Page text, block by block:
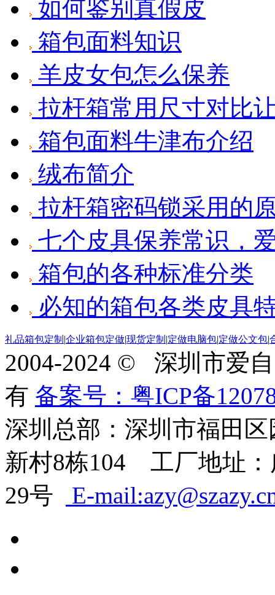
如何鉴别真假皮
箱包面料知识
羊皮女包怎么保养
拉杆箱常用尺寸对比
箱包面料牛津布介绍
绒布简介
拉杆箱密码锁采用的
七个皮具保养常识，
箱包的各种标准分类
必知的箱包各类皮具
礼品箱包定制 |企业箱包定做|现货定制 |定做电脑包|定做公文包|
2004-2024 © 深圳市爱
有 备案号：粤ICP备
深圳总部：深圳市福田
新村8栋104 工厂地址：
29号
E-